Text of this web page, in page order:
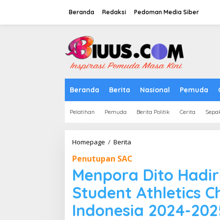
Beranda Redaksi Pedoman Media Siber
Beranda Berita Nasional Pemuda
Pelatihan Pemuda Berita Politik Cerita
Homepage / Berita
Hadiri
Penutupan
Pertamina
Student
Athletics
Championships
(SAC)
Penutupan SAC
Menpora Dito
Student Athletics
Indonesia 2024-